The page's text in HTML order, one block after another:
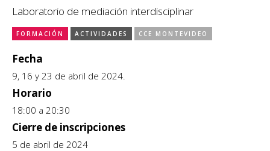
CCE en el interior/libros
Espacio itinerante de lectura infantil
Formación
Género y Diversidad
Infantil y Juvenil
Letras
Laboratorio de mediación interdisciplinar
FORMACIÓN ACTIVIDADES CCE MONTEVIDEO
Fecha
9, 16 y 23 de abril de 2024.
Horario
18:00 a 20:30
Cierre de inscripciones
5 de abril de 2024